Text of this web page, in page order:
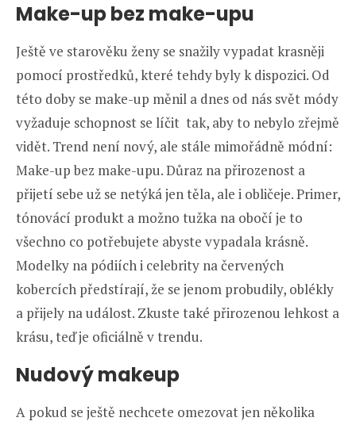
Make-up bez make-upu
Ještě ve starověku ženy se snažily vypadat krasněji
pomocí prostředků, které tehdy byly k dispozici. Od
této doby se make-up měnil a dnes od nás svět módy
vyžaduje schopnost se líčit tak, aby to nebylo zřejmě
vidět. Trend není nový, ale stále mimořádně módní:
Make-up bez make-upu. Důraz na přirozenost a
přijetí sebe už se netýká jen těla, ale i obličeje. Primer,
tónovácí produkt a možno tužka na obočí je to
všechno co potřebujete abyste vypadala krásně.
Modelky na pódiích i celebrity na červených
kobercích předstírají, že se jenom probudily, oblékly
a přijely na událost. Zkuste také přirozenou lehkost a
krásu, teď je oficiálně v trendu.
Nudový makeup
A pokud se ještě nechcete omezovat jen několika